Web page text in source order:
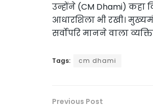
उन्होंने (CM Dhami)
आधारशिला भी रखी।
सर्वोपरि मानने वाला
Tags: cm dhami
Previous Post